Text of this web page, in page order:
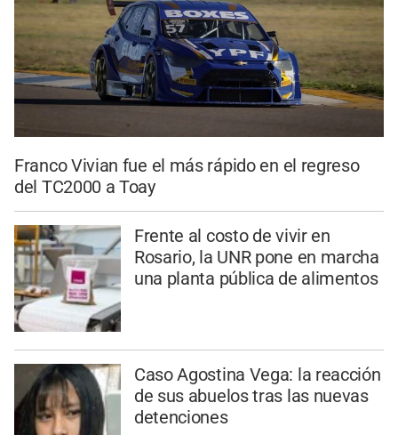
Franco Vivian fue el más rápido en el regreso
del TC2000 a Toay
Frente al costo de vivir en
Rosario, la UNR pone en marcha
una planta pública de alimentos
Caso Agostina Vega: la reacción
de sus abuelos tras las nuevas
detenciones